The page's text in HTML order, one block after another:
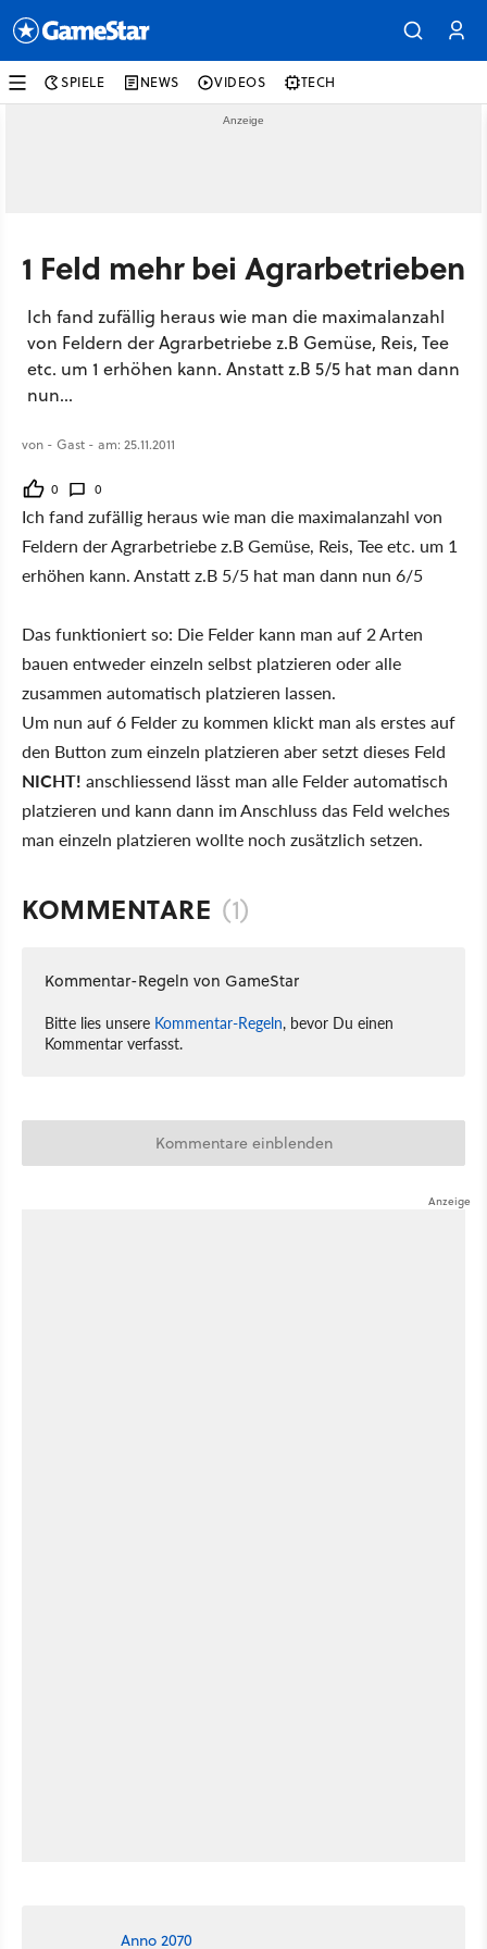
SPIELE NEWS VIDEOS TECH
1 Feld mehr bei Agrarbetrieben
Ich fand zufällig heraus wie man die maximalanzahl
von Feldern der Agrarbetriebe z.B Gemüse, Reis, Tee
etc. um 1 erhöhen kann. Anstatt z.B 5/5 hat man dann
nun...
von - Gast - am: 25.11.2011
0 0
Ich fand zufällig heraus wie man die maximalanzahl von
Feldern der Agrarbetriebe z.B Gemüse, Reis, Tee etc. um 1
erhöhen kann. Anstatt z.B 5/5 hat man dann nun 6/5
Das funktioniert so: Die Felder kann man auf 2 Arten
bauen entweder einzeln selbst platzieren oder alle
zusammen automatisch platzieren lassen.
Um nun auf 6 Felder zu kommen klickt man als erstes auf
den Button zum einzeln platzieren aber setzt dieses Feld
NICHT! anschliessend lässt man alle Felder automatisch
platzieren und kann dann im Anschluss das Feld welches
man einzeln platzieren wollte noch zusätzlich setzen.
KOMMENTARE (1)
Kommentar-Regeln von GameStar
Bitte lies unsere Kommentar-Regeln, bevor Du einen
Kommentar verfasst.
Kommentare einblenden
Anno 2070